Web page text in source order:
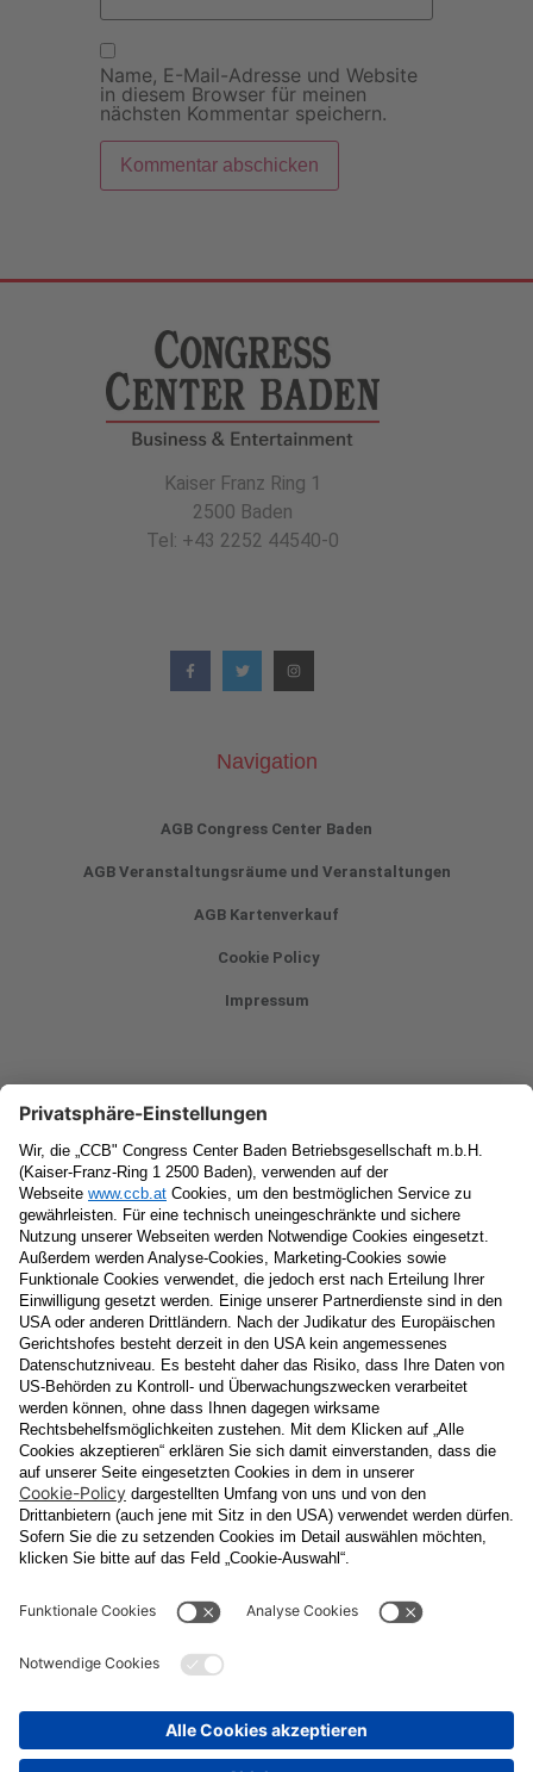
Name, E-Mail-Adresse und Website
in diesem Browser für meinen
nächsten Kommentar speichern.
Kaiser Franz Ring 1
2500 Baden
Tel: +43 2252 44540-0
Navigation
AGB Congress Center Baden
AGB Veranstaltungsräume und Veranstaltungen
AGB Kartenverkauf
Cookie Policy
Impressum
Newsletter
Vorname
Nachname
E-Mail
Datenschutzerklärung
Ja , ich erlaube, dass meine personenbezogenen Daten, nämlich
Name undE-Mail-Adressefür personalisierte Zusendungen per E-
Mail, die Informationen über Events und das
Veranstaltungsprogramm vom Congress Center Baden
enthalten, von der "CCB" Congress Center Baden
Betriebsgesellschaft m.b.H. verarbeitet werden.
Die Verarbeitung meiner Daten erfolgt entsprechend der
Datenschutzerklärung der Casinos Austria Aktiengesellschaft und
unterwww.casinos.at/datenschutzabrufen und einsehen kann. Die
Einwilligung kann ich jederzeit postalisch an "CCB" Congress
2500 Baden, per E-Mail an
datenschutz@cal.at
oder in jeder elektronischen Zusendung